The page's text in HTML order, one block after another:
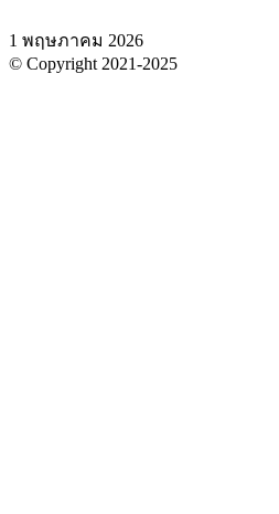
1 พฤษภาคม 2026
© Copyright 2021-2025